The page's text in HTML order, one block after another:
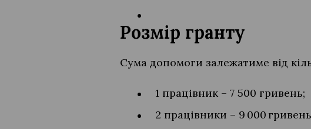
Розмір гранту
Сума допомоги залежатиме від
1 працівник – 7 500 гривень;
2 працівники – 9 000